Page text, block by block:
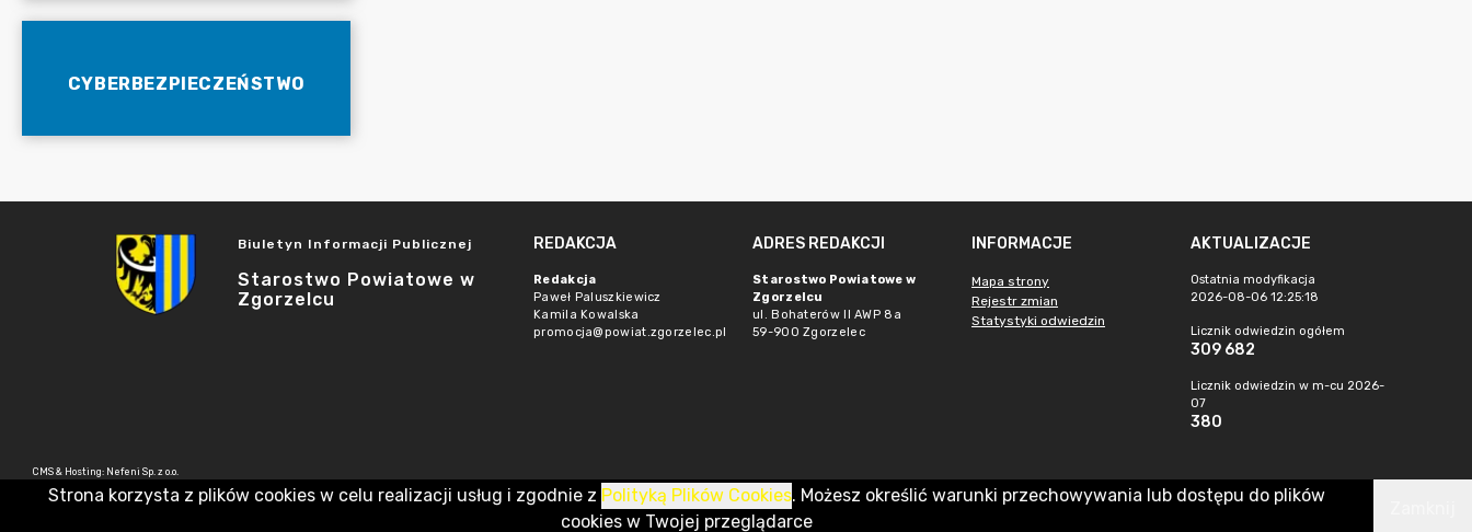
CYBERBEZPIECZEŃSTWO
Biuletyn Informacji Publicznej
Starostwo Powiatowe w
Zgorzelcu
REDAKCJA
Redakcja
Paweł Paluszkiewicz
Kamila Kowalska
promocja@powiat.zgorzelec.pl
ADRES REDAKCJI
Starostwo Powiatowe w
Zgorzelcu
ul. Bohaterów II AWP 8a
59-900 Zgorzelec
INFORMACJE
Mapa strony
Rejestr zmian
Statystyki odwiedzin
AKTUALIZACJE
Ostatnia modyfikacja
2026-08-06 12:25:18
Licznik odwiedzin ogółem
309 682
Licznik odwiedzin w m-cu 2026-
07
380
CMS & Hosting: Nefeni Sp. z o.o.
Strona korzysta z plików cookies w celu realizacji usług i zgodnie z Polityką Plików Cookies. Możesz określić warunki przechowywania lub dostępu do plików
cookies w Twojej przeglądarce